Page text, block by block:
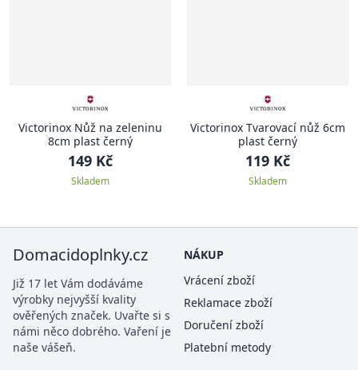
Victorinox Nůž na zeleninu
8cm plast černý
149 Kč
Skladem
Victorinox Tvarovací nůž 6cm
plast černý
119 Kč
Skladem
Domacidoplnky.cz
Již 17 let Vám dodáváme
výrobky nejvyšší kvality
ověřených značek. Uvařte si s
námi něco dobrého. Vaření je
naše vášeň.
NÁKUP
Vrácení zboží
Reklamace zboží
Doručení zboží
Platební metody